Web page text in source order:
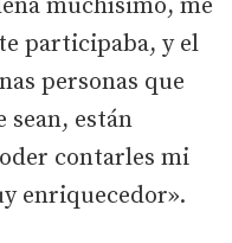
muchísimo, me
participaba, y el
personas que
sean, están
contarles mi
enriquecedor».